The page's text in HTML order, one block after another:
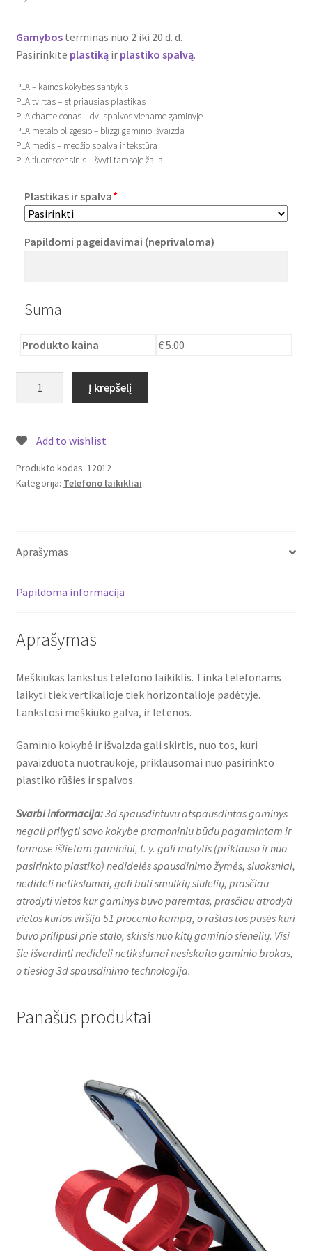
Plastiko rūšys
Plastiko spalvos
Wishlist
Gamybosterminas nuo 2 iki 20 d. d.
Pasirinkite plastikąir plastiko spalvą.
PLA – kainos kokybės santykis
PLA tvirtas – stipriausias plastikas
PLA chameleonas – dvi spalvos viename gaminyje
PLA metalo blizgesio – blizgi gaminio išvaizda
PLA medis – medžio spalva ir tekstūra
PLA fluorescensinis – švyti tamsoje žaliai
Plastikas ir spalva*
Papildomi pageidavimai (neprivaloma)
Suma
Produkto kaina € 5.00
telefono
laikiklis
Į krepšelį
Add to wishlist
Produkto kodas: 12012
Kategorija: Telefono laikikliai
Aprašymas
Papildoma informacija
Aprašymas
Meškiukas lankstus telefono laikiklis. Tinka telefonams
laikyti tiek vertikalioje tiek horizontalioje padėtyje.
Lankstosi meškiuko galva, ir letenos.
Gaminio kokybė ir išvaizda gali skirtis, nuo tos, kuri
pavaizduota nuotraukoje, priklausomai nuo pasirinkto
plastiko rūšies ir spalvos.
Svarbi informacija:3d spausdintuvu atspausdintas gaminys
negali prilygti savo kokybe pramoniniu būdu pagamintam ir
formose išlietam gaminiui, t. y. gali matytis (priklauso ir nuo
pasirinkto plastiko) nedidelės spausdinimo žymės, sluoksniai,
nedideli netikslumai, gali būti smulkių siūlelių, prasčiau
atrodyti vietos kur gaminys buvo paremtas, prasčiau atrodyti
vietos kurios viršija 51 procento kampą, o raštas tos pusės kuri
buvo prilipusi prie stalo, skirsis nuo kitų gaminio sienelių. Visi
šie išvardinti nedideli netikslumai nesiskaito gaminio brokas,
o tiesiog 3d spausdinimo technologija.
Panašūs produktai